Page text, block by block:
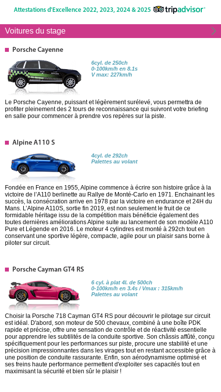
Attestations d'Excellence 2022, 2023, 2024 & 2025
Voitures du stage
Porsche Cayenne
6cyl. de 250ch
0-100km/h en 8.1s
V max: 227km/h
Le Porsche Cayenne, puissant et légèrement surélevé, vous permettra de
profiter pleinement des 2 tours de reconnaissance qui suivront votre briefing
en salle pour commencer à prendre vos repères sur la piste.
Alpine A110 S
4cyl. de 292ch
Palettes au volant
Fondée en France en 1955, Alpine commence à écrire son histoire grâce à la
victoire de l’A110 berlinette au Rallye de Monté-Carlo en 1971. Enchainant les
succès, la consécration arrive en 1978 par la victoire en endurance et 24H du
Mans. L’Alpine A110S, sortie fin 2019, est non seulement le fruit de ce
formidable héritage issu de la compétition mais bénéficie également des
toutes dernières améliorations Alpine suite au lancement de son modèle A110
Pure et Légende en 2016. Le moteur 4 cylindres est monté à 292ch tout en
conservant une sportive légère, compacte, agile pour un plaisir sans borne à
piloter sur circuit.
Porsche Cayman GT4 RS
6 cyl. à plat 4l. de 500ch
0-100km/h en 3.4s / Vmax : 315km/h
Palettes au volant
Choisir la Porsche 718 Cayman GT4 RS pour découvrir le pilotage sur circuit
est idéal. D'abord, son moteur de 500 chevaux, combiné à une boîte PDK
rapide et précise, offre une sensation de contrôle et de réactivité essentielle
pour apprendre les subtilités de la conduite sportive. Son châssis affûté, conçu
spécifiquement pour les performances sur piste, procure une stabilité et une
précision impressionnantes dans les virages tout en restant accessible grâce à
une position de conduite rassurante. Enfin, son aérodynamisme optimisé et
ses freins haute performance permettent d'exploiter ses capacités tout en
maximisant la sécurité et bien sûr le plaisir !